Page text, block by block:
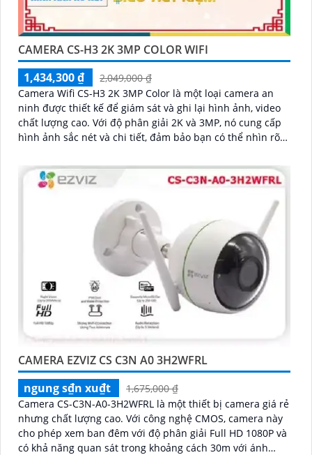
CAMERA CS-H3 2K 3MP COLOR WIFI
1,434,300 ₫
2,049,000 ₫
Camera Wifi CS-H3 2K 3MP Color là một loại camera an
ninh được thiết kế để giám sát và ghi lại hình ảnh, video
chất lượng cao. Với độ phân giải 2K và 3MP, nó cung cấp
hình ảnh sắc nét và chi tiết, đảm bảo bạn có thể nhìn rõ
CAMERA EZVIZ CS C3N A0 3H2WFRL
ngung s₫n xu₫t
1,675,000 ₫
Camera CS-C3N-A0-3H2WFRL là một thiết bị camera giá rẻ
nhưng chất lượng cao. Với công nghệ CMOS, camera này
cho phép xem ban đêm với độ phân giải Full HD 1080P và
có khả năng quan sát trong khoảng cách 30m với ánh